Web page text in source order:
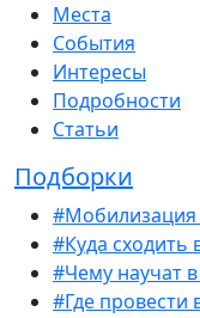
Места
События
Интересы
Подробности
Статьи
Подборки
#Куда сходить
#Чему научат
#Где провести